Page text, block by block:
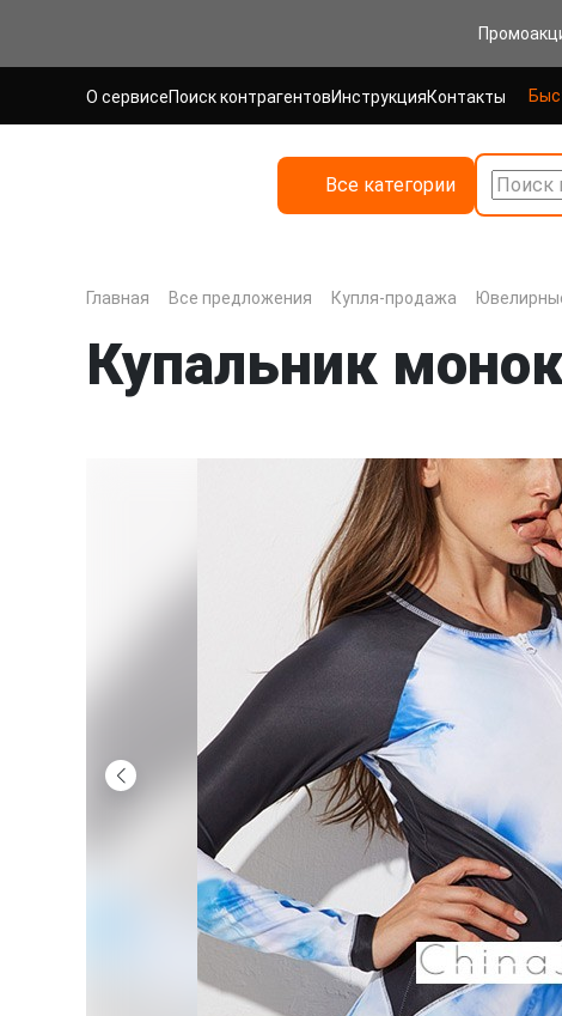
О сервисеПоиск контрагентовИнструкцияКонтакты
Все категории Поиск
Главная Все предложения Купля-продажа
Купальник